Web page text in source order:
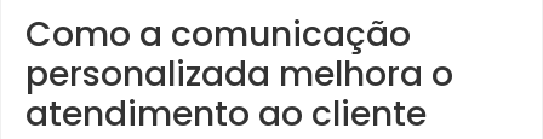
Como a comunicação
personalizada melhora o
atendimento ao cliente